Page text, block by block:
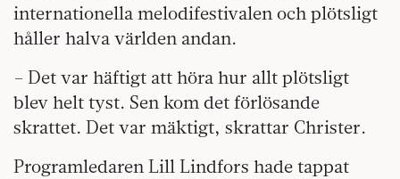
internationella melodifestivalen och plötsligt
håller halva världen andan.
– Det var häftigt att höra hur allt plötsligt
blev helt tyst. Sen kom det förlösande
skrattet. Det var mäktigt, skrattar Christer.
Programledaren Lill Lindfors hade tappat